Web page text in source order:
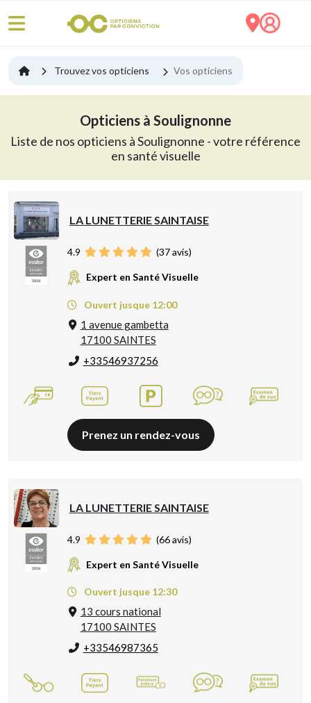
Trouvez vos opticiens Vos opticiens
Opticiens à Soulignonne
Liste de nos opticiens à Soulignonne - votre référence
en santé visuelle
LA LUNETTERIE SAINTAISE
4.9 (37avis)
Expert en Santé Visuelle
Ouvert jusque 12:00
1 avenue gambetta
17100 SAINTES
+33546937256
Prenez un rendez-vous
LA LUNETTERIE SAINTAISE
4.9 (66avis)
Expert en Santé Visuelle
Ouvert jusque 12:30
13 cours national
17100 SAINTES
+33546987365